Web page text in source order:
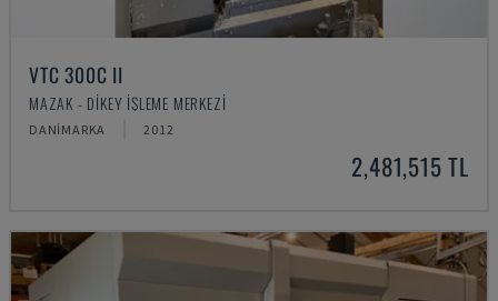
VTC 300C II
MAZAK - DIKEY İŞLEME MERKEZI
DANIMARKA 2012
2,481,515 TL